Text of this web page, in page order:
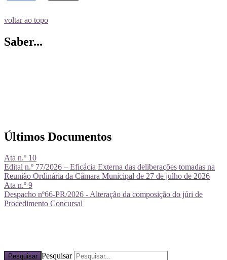
voltar ao topo
Saber...
Últimos Documentos
Ata n.º 10
Edital n.º 77/2026 – Eficácia Externa das deliberações tomadas na
Reunião Ordinária da Câmara Municipal de 27 de julho de 2026
Ata n.º 9
Despacho nº66-PR/2026 - Alteração da composição do júri de
Procedimento Concursal
Pesquisar Pesquisar